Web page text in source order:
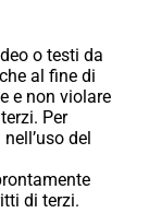
o testi da
al fine di
e non violare
Per
del
di terzi.